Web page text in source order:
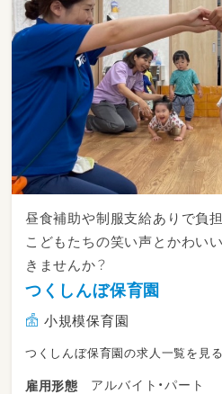
昼食補助や制服支給ありで負
こどもたちの笑い声とかわい
きませんか？
つくしんぼ保育園
小規模保育園
つくしんぼ保育園の求人一覧を見る
雇用形態
アルバイト・パート